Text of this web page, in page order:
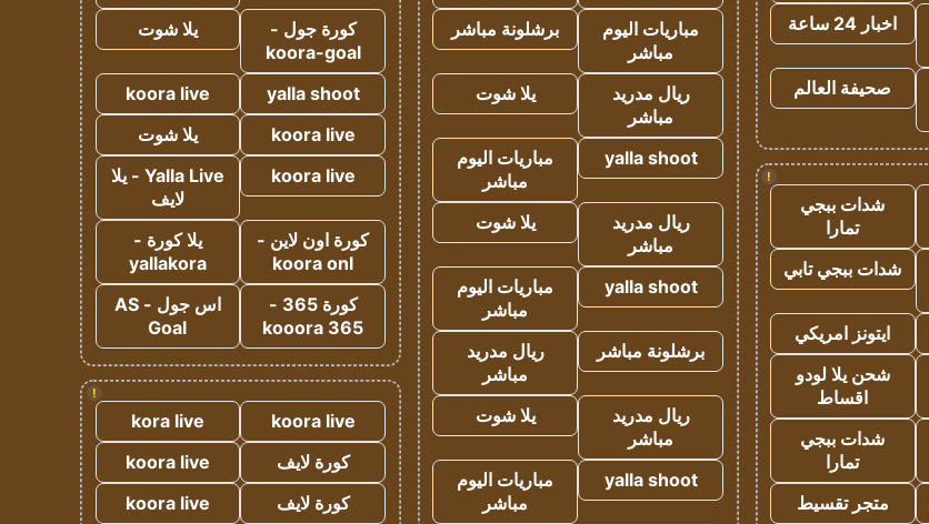
اخبار 24 ساعة
صحيفة العالم
!
شدات ببجي
تمارا
شدات ببجي تابي
ايتونز امريكي
شحن يلا لودو
اقساط
شدات ببجي
تمارا
متجر تقسيط
مباريات اليوم
مباشر
برشلونة مباشر
ريال مدريد
مباشر
يلا شوت
yalla shoot
مباريات اليوم
مباشر
ريال مدريد
مباشر
يلا شوت
yalla shoot
مباريات اليوم
مباشر
برشلونة مباشر
ريال مدريد
مباشر
ريال مدريد
مباشر
يلا شوت
yalla shoot
مباريات اليوم
مباشر
كورة جول -
koora-goal
يلا شوت
yalla shoot
koora live
koora live
يلا شوت
koora live
Yalla Live - يلا
لايف
كورة اون لاين -
koora onl
يلا كورة -
yallakora
كورة 365 -
kooora 365
اس جول - AS
Goal
!
koora live
kora live
كورة لايف
koora live
كورة لايف
koora live